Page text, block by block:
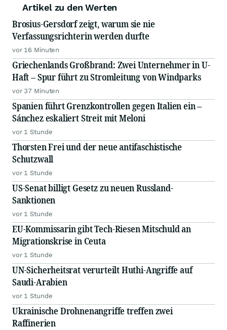
Artikel zu den Werten
Brosius-Gersdorf zeigt, warum sie nie
Verfassungsrichterin werden durfte
vor 16 Minuten
Griechenlands Großbrand: Zwei Unternehmer in U-
Haft – Spur führt zu Stromleitung von Windparks
vor 37 Minuten
Spanien führt Grenzkontrollen gegen Italien ein –
Sánchez eskaliert Streit mit Meloni
vor 1 Stunde
Thorsten Frei und der neue antifaschistische
Schutzwall
vor 1 Stunde
US-Senat billigt Gesetz zu neuen Russland-
Sanktionen
vor 1 Stunde
EU-Kommissarin gibt Tech-Riesen Mitschuld an
Migrationskrise in Ceuta
vor 1 Stunde
UN-Sicherheitsrat verurteilt Huthi-Angriffe auf
Saudi-Arabien
vor 1 Stunde
Ukrainische Drohnenangriffe treffen zwei
Raffinerien